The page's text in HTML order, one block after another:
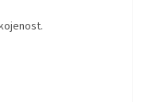
hvězdiček.